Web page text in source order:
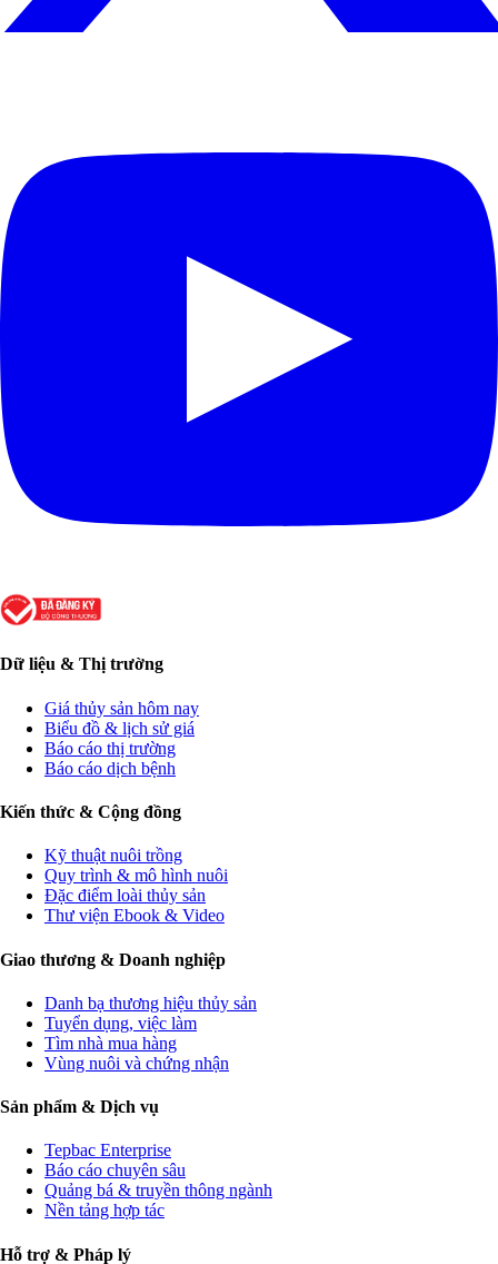
Dữ liệu & Thị trường
Giá thủy sản hôm nay
Biểu đồ & lịch sử giá
Báo cáo thị trường
Báo cáo dịch bệnh
Kiến thức & Cộng đồng
Kỹ thuật nuôi trồng
Quy trình & mô hình nuôi
Đặc điểm loài thủy sản
Thư viện Ebook & Video
Giao thương & Doanh nghiệp
Danh bạ thương hiệu thủy sản
Tuyển dụng, việc làm
Tìm nhà mua hàng
Vùng nuôi và chứng nhận
Sản phẩm & Dịch vụ
Tepbac Enterprise
Báo cáo chuyên sâu
Quảng bá & truyền thông ngành
Nền tảng hợp tác
Hỗ trợ & Pháp lý